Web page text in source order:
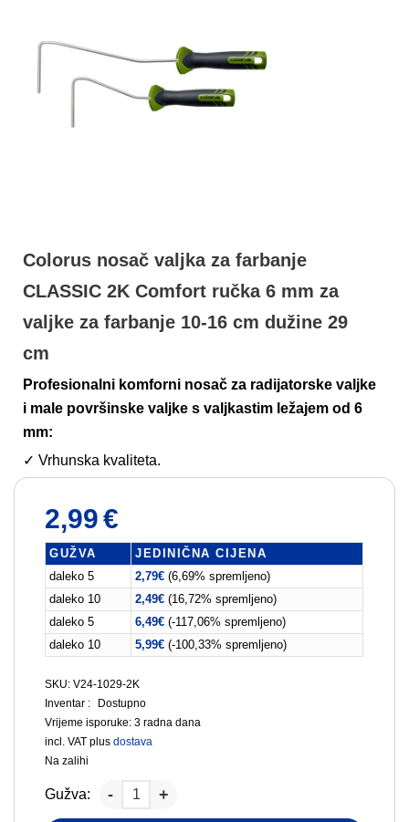
Colorus nosač valjka za farbanje
CLASSIC 2K Comfort ručka 6 mm za
valjke za farbanje 10-16 cm dužine 29
cm
Profesionalni komforni nosač za radijatorske valjke
i male površinske valjke s valjkastim ležajem od 6
mm:
✓ Vrhunska kvaliteta.
2,99€
GUŽVA
JEDINIČNA CIJENA
daleko 5
2,79€ (6,69% spremljeno)
daleko 10
2,49€ (16,72% spremljeno)
daleko 5
6,49€ (-117,06% spremljeno)
daleko 10
5,99€ (-100,33% spremljeno)
SKU: V24-1029-2K
Inventar :
Dostupno
Vrijeme isporuke:3 radna dana
incl. VAT plusdostava
Na zalihi
Gužva: